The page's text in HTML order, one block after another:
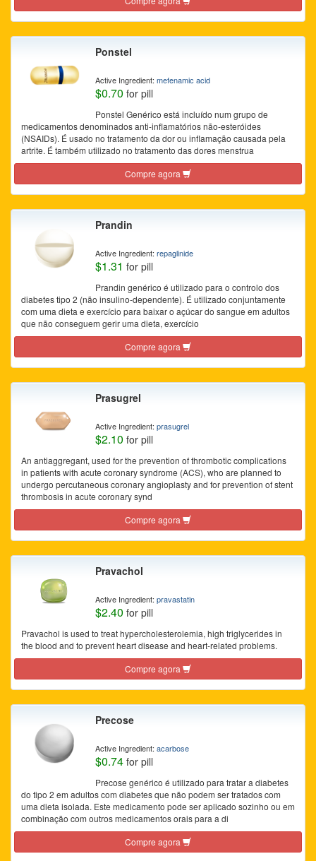
Ponstel
Active Ingredient: mefenamic acid
$0.70 for pill
Ponstel Genérico está incluído num grupo de
medicamentos denominados anti-inflamatórios não-esteróides
(NSAIDs). É usado no tratamento da dor ou inflamação causada pela
artrite. É também utilizado no tratamento das dores menstrua
Compre agora
Prandin
Active Ingredient: repaglinide
$1.31 for pill
Prandin genérico é utilizado para o controlo dos
diabetes tipo 2 (não insulino-dependente). É utilizado conjuntamente
com uma dieta e exercício para baixar o açúcar do sangue em adultos
que não conseguem gerir uma dieta, exercício
Compre agora
Prasugrel
Active Ingredient: prasugrel
$2.10 for pill
An antiaggregant, used for the prevention of thrombotic complications
in patients with acute coronary syndrome (ACS), who are planned to
undergo percutaneous coronary angioplasty and for prevention of stent
thrombosis in acute coronary synd
Compre agora
Pravachol
Active Ingredient: pravastatin
$2.40 for pill
Pravachol is used to treat hypercholesterolemia, high triglycerides in
the blood and to prevent heart disease and heart-related problems.
Compre agora
Precose
Active Ingredient: acarbose
$0.74 for pill
Precose genérico é utilizado para tratar a diabetes
do tipo 2 em adultos com diabetes que não podem ser tratados com
uma dieta isolada. Este medicamento pode ser aplicado sozinho ou em
combinação com outros medicamentos orais para a di
Compre agora